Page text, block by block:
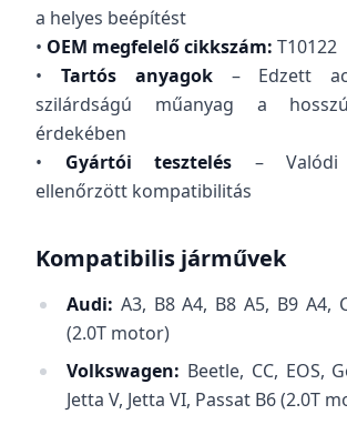
a helyes beépítést
• OEM megfelelő cikkszám: T10122
• Tartós anyagok– Edzett
szilárdságú műanyag a
érdekében
• Gyártói tesztelés – Valódi
ellenőrzött kompatibilitás
Kompatibilis járművek
Audi: A3, B8 A4, B8 A5, B9 A4,
(2.0T motor)
Volkswagen: Beetle, CC, EOS,
Jetta V, Jetta VI, Passat B6 (2.0T